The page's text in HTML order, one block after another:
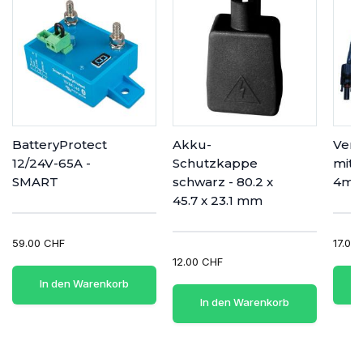
BatteryProtect
12/24V-65A -
SMART
59.00 CHF
In den Warenkorb
Akku-
Schutzkappe
schwarz - 80.2 x
45.7 x 23.1 mm
12.00 CHF
In den Warenkorb
mit
17.00